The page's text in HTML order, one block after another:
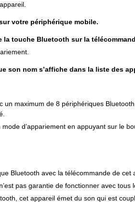
votre périphérique mobile.
la touche Bluetooth sur la
son nom s’affiche dans la liste des
un maximum de 8 périphériques
d’appariement en appuyant sur le
Bluetooth avec la télécommande de
pas garantie de fonctionner avec tous
cet appareil émet du son qui est